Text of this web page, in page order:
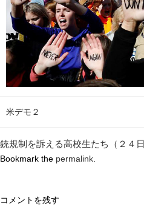
米デモ２
銃規制を訴える高校生たち（２４
Bookmark the permalink
コメントを残す